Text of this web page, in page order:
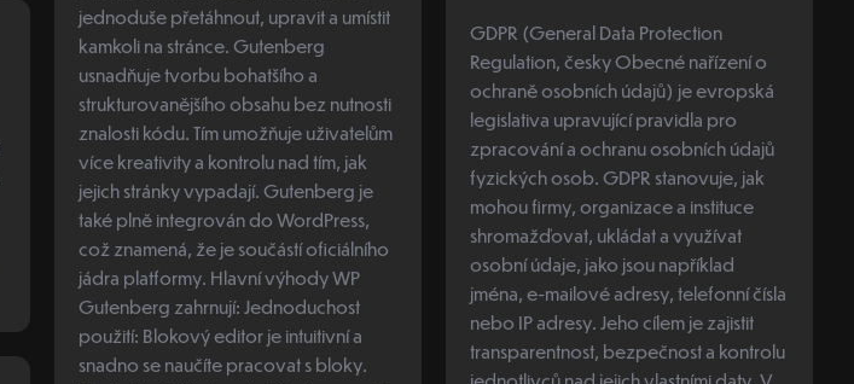
jednoduše přetáhnout, upravit a umístit
kamkoli na stránce. Gutenberg
usnadňuje tvorbu bohatšího a
strukturovanějšího obsahu bez nutnosti
znalosti kódu. Tím umožňuje uživatelům
více kreativity a kontrolu nad tím, jak
jejich stránky vypadají. Gutenberg je
také plně integrován do WordPress,
což znamená, že je součástí oficiálního
jádra platformy. Hlavní výhody WP
Gutenberg zahrnují: Jednoduchost
použití: Blokový editor je intuitivní a
snadno se naučíte pracovat s bloky.
GDPR (General Data Protection
Regulation, česky Obecné nařízení o
ochraně osobních údajů) je evropská
legislativa upravující pravidla pro
zpracování a ochranu osobních údajů
fyzických osob. GDPR stanovuje, jak
mohou firmy, organizace a instituce
shromažďovat, ukládat a využívat
osobní údaje, jako jsou například
jména, e-mailové adresy, telefonní čísla
nebo IP adresy. Jeho cílem je zajistit
transparentnost, bezpečnost a kontrolu